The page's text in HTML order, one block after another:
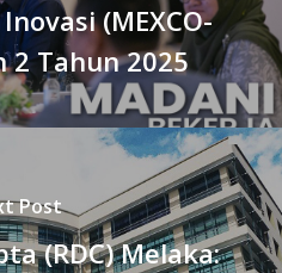
(MEXCO-
2 Tahun 2025
Post
(RDC) Melaka: